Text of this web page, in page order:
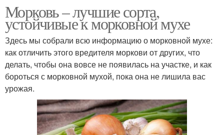
Морковь – лучшие сорта,
устойчивые к морковной мухе
Здесь мы собрали всю информацию о морковной мухе:
как отличить этого вредителя моркови от других, что
делать, чтобы она вовсе не появилась на участке, и как
бороться с морковной мухой, пока она не лишила вас
урожая.